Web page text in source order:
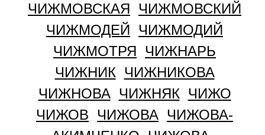
ЧИЖМОВСКАЯ ЧИЖМОВСКИЙ
ЧИЖМОДЕЙ ЧИЖМОДИЙ
ЧИЖМОТРЯ ЧИЖНАРЬ
ЧИЖНИК ЧИЖНИКОВА
ЧИЖНОВА ЧИЖНЯК ЧИЖО
ЧИЖОВ ЧИЖОВА ЧИЖОВА-